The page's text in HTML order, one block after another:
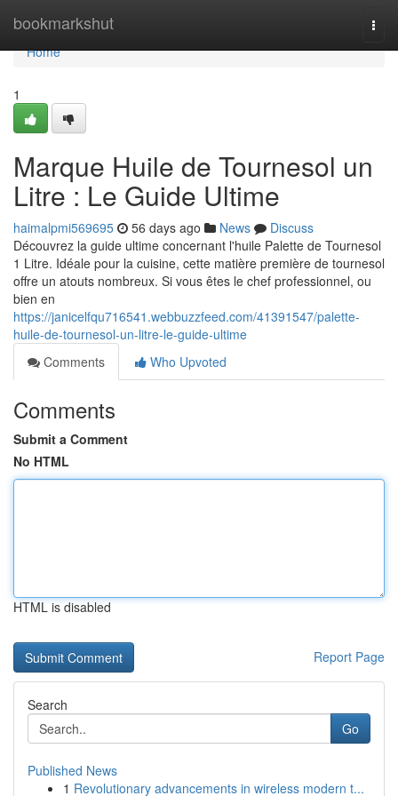
bookmarkshut
Home
Home
1
Marque Huile de Tournesol un
Litre : Le Guide Ultime
haimalpmi569695 56 days ago News
Discuss
Découvrez la guide ultime concernant l'huile Palette de Tournesol
1 Litre. Idéale pour la cuisine, cette matière première de tournesol
offre un atouts nombreux. Si vous êtes le chef professionnel, ou
bien en
https://janicelfqu716541.webbuzzfeed.com/41391547/palette-
huile-de-tournesol-un-litre-le-guide-ultime
Comments
Who Upvoted
Comments
Submit a Comment
No HTML
HTML is disabled
Report Page
Search
Go
Published News
1 Revolutionary advancements in wireless modern t...